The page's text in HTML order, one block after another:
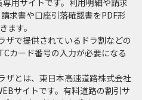
求書や口座引落確認書をPDF形
ます。
ザで提供されているドラ割などの
カード番号の入力が必要になる
ザとは、東日本高速道路株式会社
サイトです。有料道路の割引サ